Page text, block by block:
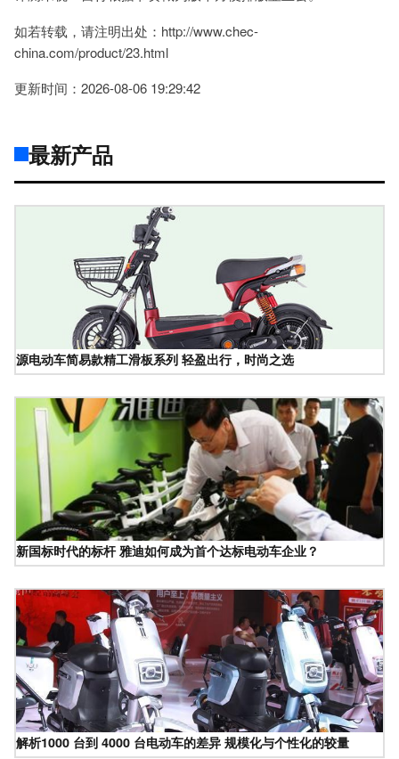
如若转载，请注明出处：http://www.chec-
china.com/product/23.html
更新时间：2026-08-06 19:29:42
最新产品
源电动车简易款精工滑板系列 轻盈出行，时尚之选
新国标时代的标杆 雅迪如何成为首个达标电动车企业？
解析1000 台到 4000 台电动车的差异 规模化与个性化的较量